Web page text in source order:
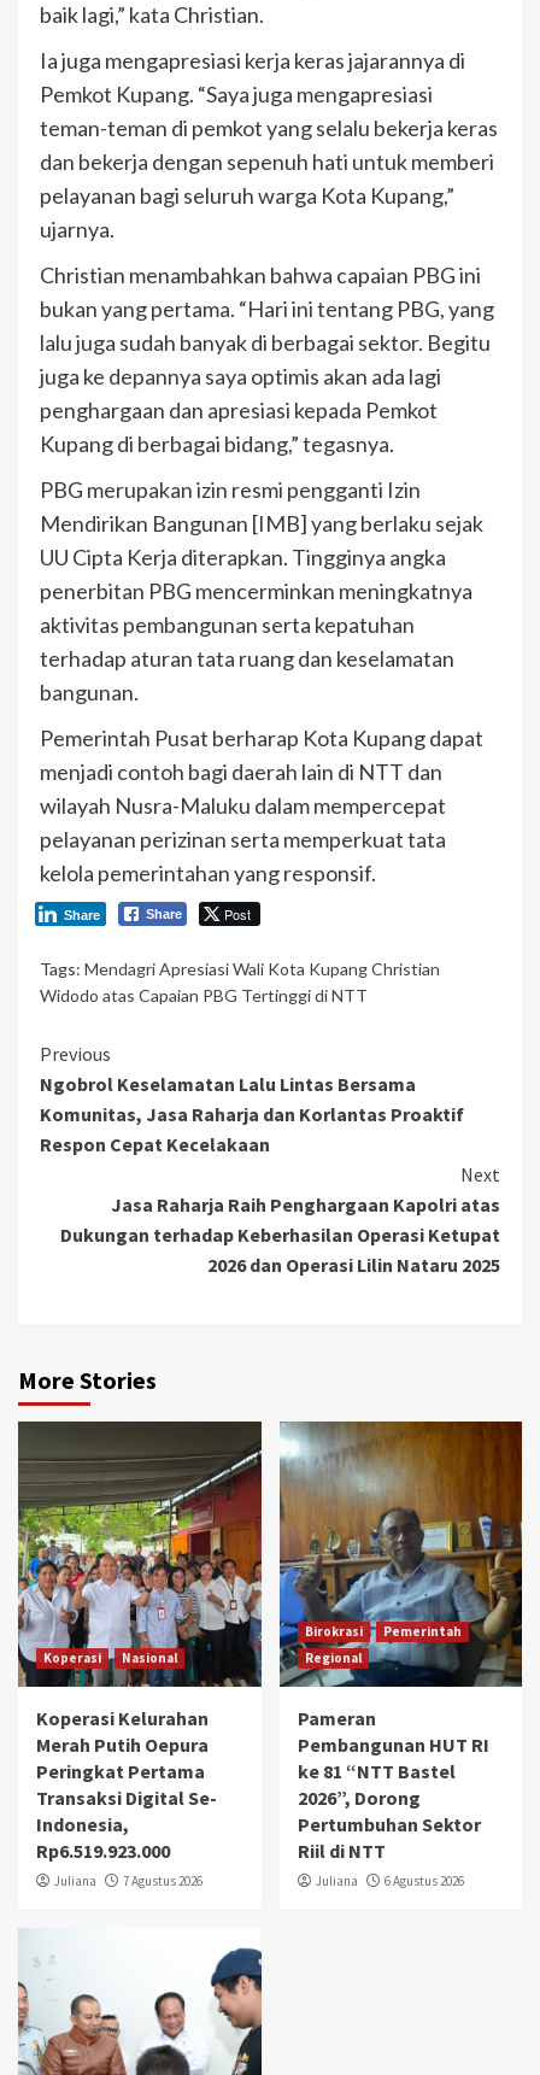
baik lagi,” kata Christian.
Ia juga mengapresiasi kerja keras jajarannya di
Pemkot Kupang. “Saya juga mengapresiasi
teman-teman di pemkot yang selalu bekerja keras
dan bekerja dengan sepenuh hati untuk memberi
pelayanan bagi seluruh warga Kota Kupang,”
ujarnya.
Christian menambahkan bahwa capaian PBG ini
bukan yang pertama. “Hari ini tentang PBG, yang
lalu juga sudah banyak di berbagai sektor. Begitu
juga ke depannya saya optimis akan ada lagi
penghargaan dan apresiasi kepada Pemkot
Kupang di berbagai bidang,” tegasnya.
PBG merupakan izin resmi pengganti Izin
Mendirikan Bangunan [IMB] yang berlaku sejak
UU Cipta Kerja diterapkan. Tingginya angka
penerbitan PBG mencerminkan meningkatnya
aktivitas pembangunan serta kepatuhan
terhadap aturan tata ruang dan keselamatan
bangunan.
Pemerintah Pusat berharap Kota Kupang dapat
menjadi contoh bagi daerah lain di NTT dan
wilayah Nusra-Maluku dalam mempercepat
pelayanan perizinan serta memperkuat tata
kelola pemerintahan yang responsif.
Share Post
Share
Tags: Mendagri Apresiasi Wali Kota Kupang Christian
Widodo atas Capaian PBG Tertinggi di NTT
Continue
Reading
Previous
Ngobrol Keselamatan Lalu Lintas Bersama
Komunitas, Jasa Raharja dan Korlantas Proaktif
Respon Cepat Kecelakaan
Next
Jasa Raharja Raih Penghargaan Kapolri atas
Dukungan terhadap Keberhasilan Operasi Ketupat
2026 dan Operasi Lilin Nataru 2025
More Stories
Koperasi Nasional
Koperasi Kelurahan
Merah Putih Oepura
Peringkat Pertama
Transaksi Digital Se-
Indonesia,
Rp6.519.923.000
Juliana 7 Agustus 2026
Birokrasi
Pemerintah
Regional
Pameran
Pembangunan HUT RI
ke 81 “NTT Bastel
2026”, Dorong
Pertumbuhan Sektor
Riil di NTT
Juliana 6 Agustus 2026